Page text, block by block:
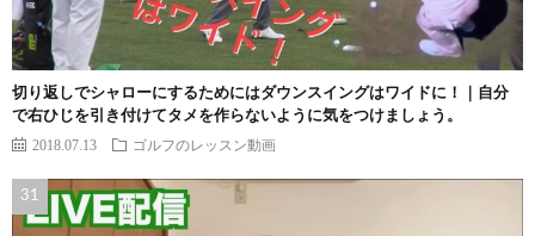
切り返しでシャローにするためにはダウンスイングはワイドに！｜自分
で右ひじを引き付けてタメを作らないように気をつけましょう。
2018.07.13 ゴルフのレッスン動画